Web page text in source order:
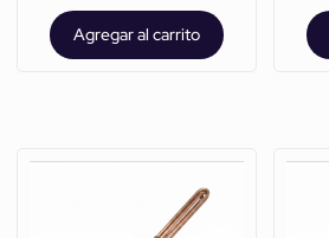
Agregar al carrito